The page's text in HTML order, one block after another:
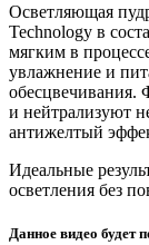
Осветляющая
Technology в
мягким в
увлажнение и
и нейтрализуют
антижелтый
Идеальные
осветления без
Данное видео будет